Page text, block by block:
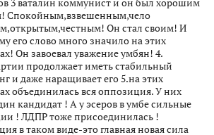
Спокойным,взвешенным,чело
Он стал своим! И
его слово много значило на этих
Он завоевал уважение умбян! 4.
продолжает иметь стабильный
и даже наращивает его 5.на этих
объединилась вся оппозиция. У них
кандидат ! А у эсеров в умбе сильные
! ЛДПР тоже присоединилась !
в таком виде-это главная новая сила